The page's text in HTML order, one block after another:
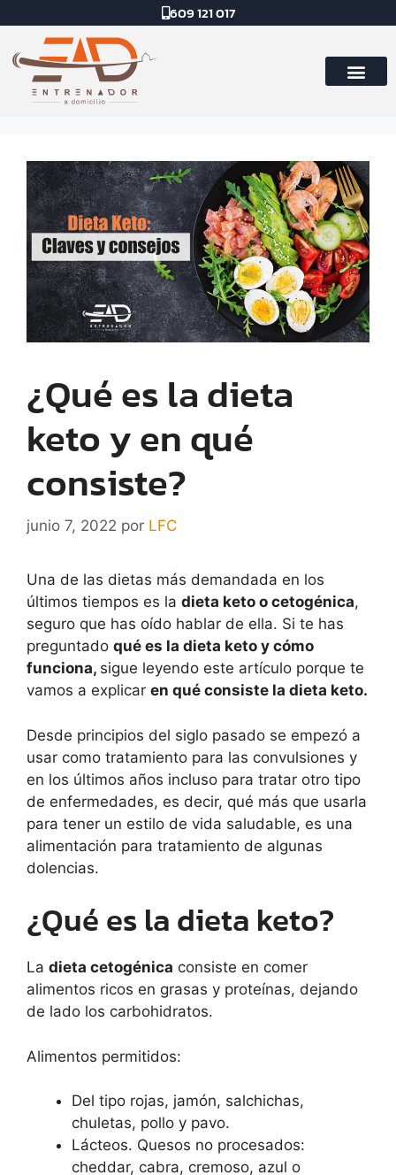
609 121 017
¿Qué es la dieta
keto y en qué
consiste?
junio 7, 2022 por LFC
Una de las dietas más demandada en los
últimos tiempos es la dieta keto o cetogénica,
seguro que has oído hablar de ella. Si te has
preguntado qué es la dieta keto y cómo
funciona, sigue leyendo este artículo porque te
vamos a explicar en qué consiste la dieta keto.
Desde principios del siglo pasado se empezó a
usar como tratamiento para las convulsiones y
en los últimos años incluso para tratar otro tipo
de enfermedades, es decir, qué más que usarla
para tener un estilo de vida saludable, es una
alimentación para tratamiento de algunas
dolencias.
¿Qué es la dieta keto?
La dieta cetogénica consiste en comer
alimentos ricos en grasas y proteínas, dejando
de lado los carbohidratos.
Alimentos permitidos:
Del tipo rojas, jamón, salchichas,
chuletas, pollo y pavo.
Lácteos. Quesos no procesados:
cheddar, cabra, cremoso, azul o